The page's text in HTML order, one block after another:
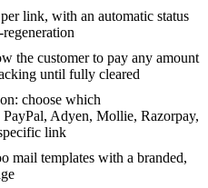
link, with an automatic status
the customer to pay any amount
until fully cleared
choose which
Adyen, Mollie, Razorpay,
link
mail templates with a branded,